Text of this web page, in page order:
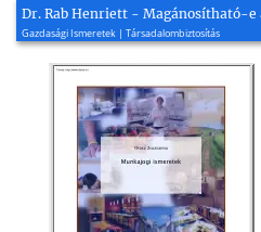
Dr. Rab Henriett - Magánosítható-e
Gazdasági Ismeretek | Társadalombiztosítás